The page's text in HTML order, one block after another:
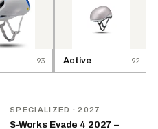
93 Active 92
SPECIALIZED · 2027
S-Works Evade 4 2027 –